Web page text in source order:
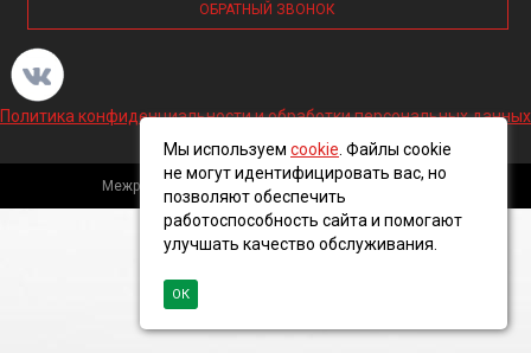
ОБРАТНЫЙ ЗВОНОК
Политика конфиденциальности и обработки персональных данных
Межрегиональная кабельная компания, 2016 ©
Мы используем cookie . Файлы cookie
не могут идентифицировать вас, но
позволяют обеспечить
работоспособность сайта и помогают
улучшать качество обслуживания.
ОК